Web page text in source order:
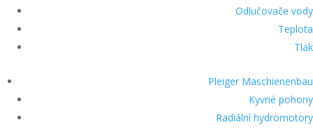
Odlučovače vody
Teplota
Tlak
Pleiger Maschienenbau
Kyvné pohony
Radiální hydromotory